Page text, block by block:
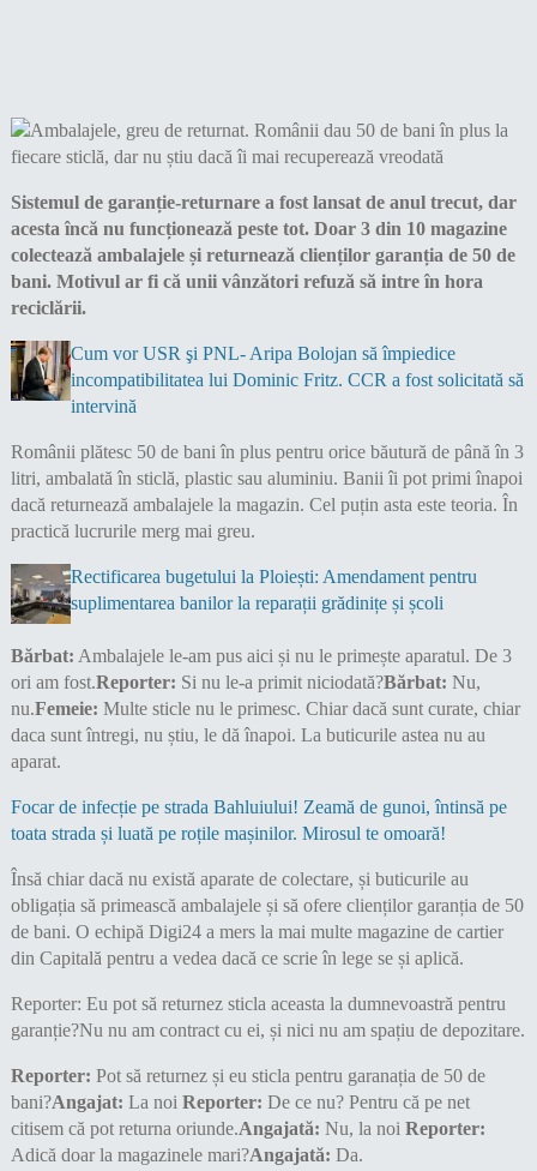
Sistemul de garanție-returnare a fost lansat de anul trecut, dar
acesta încă nu funcționează peste tot. Doar 3 din 10 magazine
colectează ambalajele și returnează clienților garanția de 50 de
bani. Motivul ar fi că unii vânzători refuză să intre în hora
reciclării.
Cum vor USR şi PNL- Aripa Bolojan să împiedice
incompatibilitatea lui Dominic Fritz. CCR a fost solicitată să
intervină
Românii plătesc 50 de bani în plus pentru orice băutură de până în 3
litri, ambalată în sticlă, plastic sau aluminiu. Banii îi pot primi înapoi
dacă returnează ambalajele la magazin. Cel puțin asta este teoria. În
practică lucrurile merg mai greu.
Rectificarea bugetului la Ploiești: Amendament pentru
suplimentarea banilor la reparații grădinițe și școli
Bărbat: Ambalajele le-am pus aici și nu le primește aparatul. De 3
ori am fost.Reporter: Si nu le-a primit niciodată?Bărbat: Nu,
nu.Femeie: Multe sticle nu le primesc. Chiar dacă sunt curate, chiar
daca sunt întregi, nu știu, le dă înapoi. La buticurile astea nu au
aparat.
Focar de infecție pe strada Bahluiului! Zeamă de gunoi, întinsă pe
toata strada și luată pe roțile mașinilor. Mirosul te omoară!
Însă chiar dacă nu există aparate de colectare, și buticurile au
obligația să primească ambalajele și să ofere clienților garanția de 50
de bani. O echipă Digi24 a mers la mai multe magazine de cartier
din Capitală pentru a vedea dacă ce scrie în lege se și aplică.
Reporter: Eu pot să returnez sticla aceasta la dumnevoastră pentru
garanție?Nu nu am contract cu ei, și nici nu am spațiu de depozitare.
Reporter: Pot să returnez și eu sticla pentru garanația de 50 de
bani?Angajat: La noi Reporter: De ce nu? Pentru că pe net
citisem că pot returna oriunde.Angajată: Nu, la noi Reporter:
Adică doar la magazinele mari?Angajată: Da.